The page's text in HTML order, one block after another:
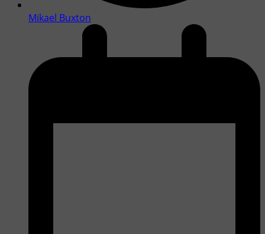
Mikael Buxton